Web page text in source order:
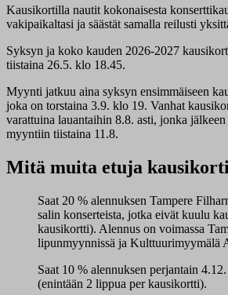
Kausikortilla nautit kokonaisesta
vakipaikaltasi ja säästät samalla reilusti
Syksyn ja koko kauden 2026-2027
tiistaina 26.5. klo 18.45.
Myynti jatkuu aina syksyn ensimmäiseen
joka on torstaina 3.9. klo 19. Vanhat
varattuina lauantaihin 8.8. asti, jonka jälkeen
myyntiin tiistaina 11.8.
Mitä muita etuja
Saat 20 % alennuksen Tampere
salin konserteista, jotka eivät kuulu
kausikortti). Alennus on voimassa
lipunmyynnissä ja Kulttuurimyymälä
Saat 10 % alennuksen perjantain 4.12.
(enintään 2 lippua per kausikortti).